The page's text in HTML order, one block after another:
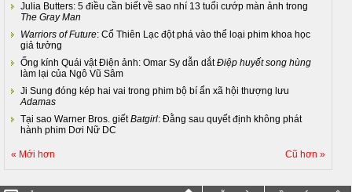
Julia Butters: 5 điều cần biết về sao nhí 13 tuổi cướp màn ảnh trong
The Gray Man
Warriors of Future: Cổ Thiên Lạc đột phá vào thể loại phim khoa học
giả tưởng
Ống kính Quái vật Điện ảnh: Omar Sy dẫn dắtĐiệp huyết song hùng
làm lại của Ngô Vũ Sâm
Ji Sung đóng kép hai vai trong phim bộ bí ẩn xã hội thượng lưu
Adamas
Tại sao Warner Bros. giếtBatgirl: Đằng sau quyết định không phát
hành phim Dơi Nữ DC
« Mới hơn Cũ hơn »